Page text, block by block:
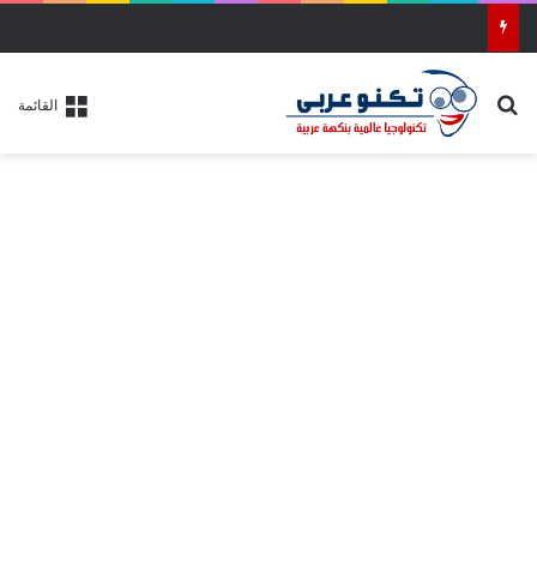
القائمة بحث عن